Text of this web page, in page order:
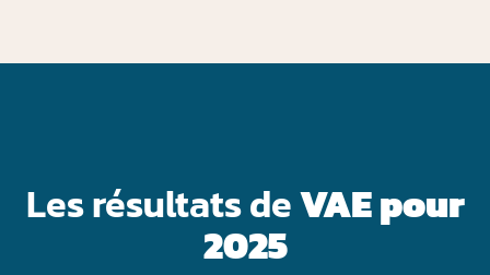
Les résultats deVAE pour
2025